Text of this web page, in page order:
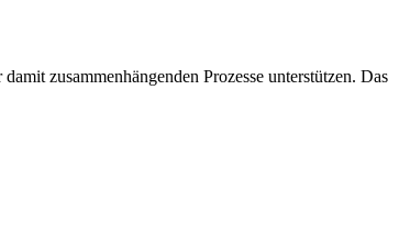
zusammenhängenden Prozesse unterstützen. Das